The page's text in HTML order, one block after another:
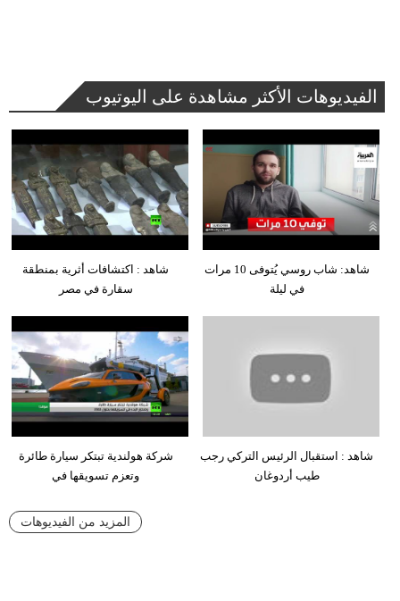
الفيديوهات الأكثر مشاهدة على اليوتيوب
شاهد : اكتشافات أثرية بمنطقة
سقارة في مصر
شاهد: شاب روسي يُتوفى 10 مرات
في ليلة
شركة هولندية تبتكر سيارة طائرة
وتعزم تسويقها في
شاهد : استقبال الرئيس التركي رجب
طيب أردوغان
المزيد من الفيديوهات